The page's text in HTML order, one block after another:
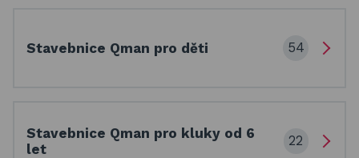
Stavebnice Qman pro děti 54
Stavebnice Qman pro kluky od 6
let
22